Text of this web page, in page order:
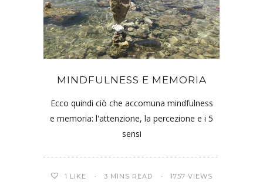
MINDFULNESS E MEMORIA
Ecco quindi ciò che accomuna mindfulness
e memoria: l'attenzione, la percezione e i 5
sensi
1 LIKE 3 MINS READ 1757 VIEWS